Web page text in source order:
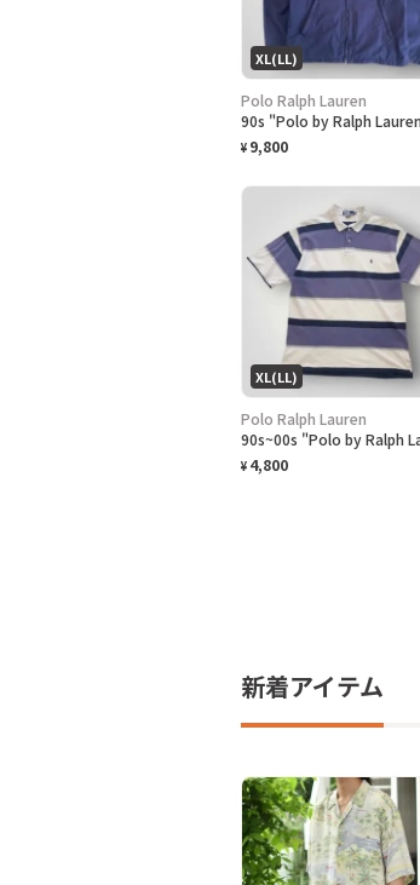
XL(LL)
Polo Ralph Lauren
¥ 9,800
XL(LL)
Polo Ralph Lauren
¥ 4,800
新着アイテム